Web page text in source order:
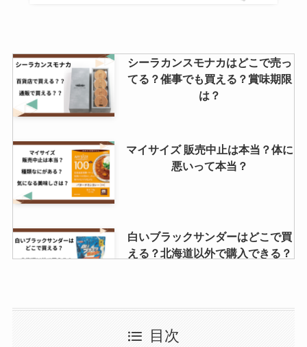
シーラカンスモナカはどこで売っ
てる？催事でも買える？賞味期限
は？
マイサイズ 販売中止は本当？体に
悪いって本当？
白いブラックサンダーはどこで買
える？北海道以外で購入できる？
ってる？イオンで購入できる？
目次